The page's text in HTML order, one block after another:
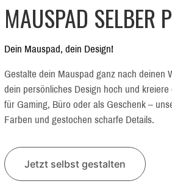
MAUSPAD SELBER
Dein Mauspad, dein Design!
Gestalte dein Mauspad ganz nach deinen
dein persönliches Design hoch und
für Gaming, Büro oder als Geschenk –
Farben und gestochen scharfe Details.
Jetzt selbst gestalten